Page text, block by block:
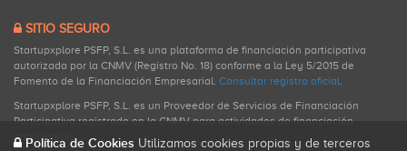
SITIO SEGURO
Startupxplore PSFP, S.L. es una plataforma de financiación participativa
autorizada por la CNMV (Registro No. 18) conforme a la Ley 5/2015 de
Fomento de la Financiación Empresarial. Consultar registro oficial.
Startupxplore PSFP, S.L. es un Proveedor de Servicios de Financiación
Participativa registrado en la CNMV para actividades de financiación
participativa.
Política de Cookies Utilizamos cookies propias y de terceros